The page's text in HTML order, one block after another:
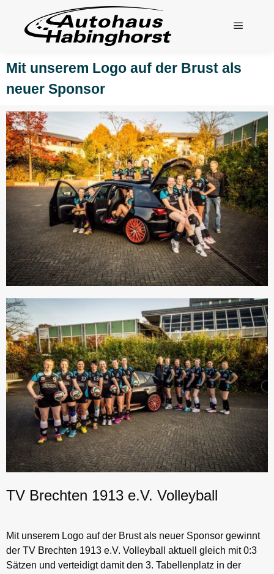
Mit unserem Logo auf der Brust als
neuer Sponsor
TV Brechten 1913 e.V. Volleyball
Mit unserem Logo auf der Brust als neuer Sponsor gewinnt
der TV Brechten 1913 e.V. Volleyball aktuell gleich mit 0:3
Sätzen und verteidigt damit den 3. Tabellenplatz in der